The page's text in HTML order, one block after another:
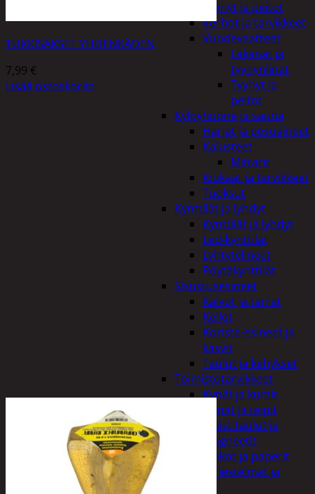
Tyynyt ja peitot
Verhot ja tarvikkeet
Vuodevaatteet
Lakanat ja
tyynynlinat
Tyynyt ja
peitot
Kylpyhuone ja sauna
Harjat ja pesuaineet
Kalusteet
Mittarit
Kiukaat ja tarvikkeet
Tuoksut
Kynttilät ja lyhdyt
Kynttilät ja lyhdyt
Led-kynttilät
Lyhtytelineet
Pöytäkynttilät
Sisustusesineet
Kalvot ja tarrat
Kellot
Koriste-esineet ja
kasvit
Taulut ja kehykset
Toimistotarvikkeet
Kynät ja kumit
Liimat ja teipit
Muistitaulut ja
magneetit
Vihkot ja paperit
Turvajärjestelmät ja
TUKKISAKSET YHDENKÄDEN
7,99 €
Lisää ostoskoriin